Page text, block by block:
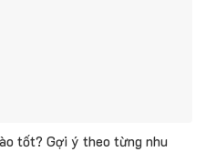
tốt? Gợi ý theo từng nhu